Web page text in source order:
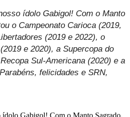
ídolo Gabigol! Com o Manto
o Campeonato Carioca (2019,
(2019 e 2022), o
e 2020), a Supercopa do
Sul-Americana (2020) e a
felicidades e SRN,
ídolo Gabigol! Com o Manto Sagrado,